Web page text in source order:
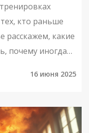
кто раньше
расскажем, какие
почему иногда
опустошения. Вы
мотивацию и не
примеры
16 июня 2025